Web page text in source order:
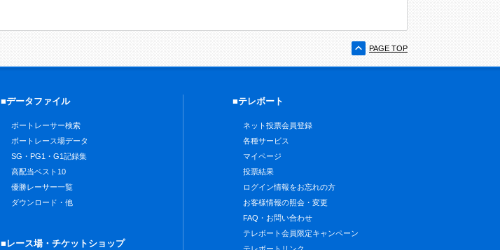
PAGE TOP
■データファイル
ボートレーサー検索
ボートレース場データ
SG・PG1・G1記録集
高配当ベスト10
優勝レーサー一覧
ダウンロード・他
■レース場・チケットショップ
■テレボート
ネット投票会員登録
各種サービス
マイページ
投票結果
ログイン情報をお忘れの方
お客様情報の照会・変更
FAQ・お問い合わせ
テレボート会員限定キャンペーン